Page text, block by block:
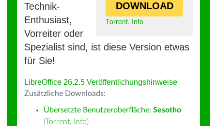
DOWNLOAD
Torrent, Info
Technik-
Enthusiast,
Vorreiter oder
Spezialist sind, ist diese Version etwas
für Sie!
LibreOffice 26.2.5 Veröffentlichungshinweise
Zusätzliche Downloads:
Übersetzte Benutzeroberfläche: Sesotho
(Torrent, Info)